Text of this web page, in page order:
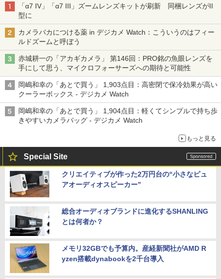
「α7 IV」「α7 III」ズームレンズキットが刷新 同梱レンズがII
型に
カメラバカにつける薬 in デジカメ Watch：こういうのはフィー
ルドズームと呼ぼう
赤城耕一の「アカギカメラ」 第146回：PRO銘の魚眼レンズを
手にして思う、マイクロフォーサーズへの期待と可能性
岡嶋和幸の「あとで買う」 1,903点目：高密閉で保冷効果が高い
クーラーボックス - デジカメ Watch
岡嶋和幸の「あとで買う」 1,904点目：軽くてシンプルで持ち歩
きやすいカメラバッグ - デジカメ Watch
もっと見る
Special Site
クリエイティブが作った2万円台の“小さなピュ
アオーディオスピーカー”
総合オーディオブランドに進化するSHANLING
とは何者か？
メモリ32GBでも予算内。産経新聞社がAMD R
yzen搭載dynabookを2千台導入